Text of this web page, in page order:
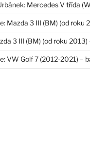
: Mercedes V třída
: Mazda 3 III (BM) (od roku
3 III (BM) (od roku 2013)
:VW Golf 7 (2012-2021) –